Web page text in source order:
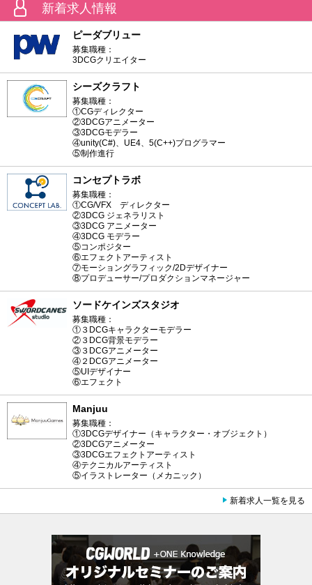
新着求人情報
ピーダブリュー
募集職種：
3DCGクリエイター
シーズクラフト
募集職種：
①CGディレクター
②3DCGアニメーター
③3DCGモデラー
④unity(C#)、UE4、5(C++)プログラマー
⑤制作進行
コンセプトラボ
募集職種：
①CG/VFX ディレクター
②3DCG ジェネラリスト
③3DCG アニメーター
④3DCG モデラー
⑤コンポジター
⑥エフェクトアーティスト
⑦モーショングラフィック/2Dデザイナー
⑧プロデューサー/プロダクションマネージャー
ソードケインズスタジオ
募集職種：
①３DCGキャラクターモデラー
②３DCG背景モデラー
③３DCGアニメーター
④２DCGアニメーター
⑤UIデザイナー
⑥エフェクト
Manjuu
募集職種：
①3DCGデザイナー（キャラクター・オブジェクト）
②3DCGアニメーター
③3DCGエフェクトアーティスト
④テクニカルアーティスト
⑤イラストレーター（メカニック）
新着求人一覧を見る